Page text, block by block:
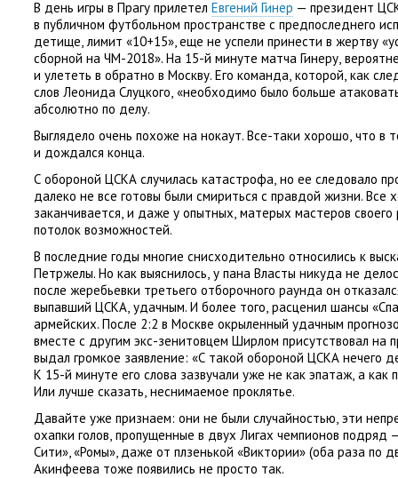
В день игры в Прагу прилетел Евгений Гинер — президент
в публичном футбольном пространстве с предпоследнего
детище, лимит «10+15», еще не успели принести в жертву «
сборной на ЧМ-2018». На 15-й минуте матча Гинеру,
и улететь в обратно в Москву. Его команда, которой, как
слов Леонида Слуцкого, «необходимо было больше
абсолютно по делу.
Выглядело очень похоже на нокаут. Все-таки хорошо, что в
и дождался конца.
С обороной ЦСКА случилась катастрофа, но ее следовало
далеко не все готовы были смириться с правдой жизни. Все
заканчивается, и даже у опытных, матерых мастеров
потолок возможностей.
В последние годы многие снисходительно относились к
Петржелы. Но как выяснилось, у пана Власты никуда не
после жеребьевки третьего отборочного раунда он
выпавший ЦСКА, удачным. И более того, расценил шансы «
армейских. После 2:2 в Москве окрыленный удачным
вместе с другим экс-зенитовцем Ширлом присутствовал на
выдал громкое заявление: «С такой обороной ЦСКА нечего
К 15-й минуте его слова зазвучали уже не как эпатаж, а как
Или лучше сказать, неснимаемое проклятье.
Давайте уже признаем: они не были случайностью, эти
охапки голов, пропущенные в двух Лигах чемпионов подряд
Сити», «Ромы», даже от плзенькой «Виктории» (оба раза по
Акинфеева тоже появились не просто так.